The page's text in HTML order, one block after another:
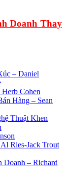
Doanh Thay
– Daniel
Cohen
Hàng – Sean
Thuật Khen
Ries-Jack Trout
– Richard